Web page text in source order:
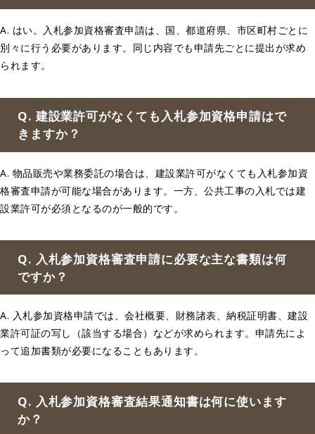
A. はい。入札参加資格審査申請は、国、都道府県、市区町村ごとに
別々に行う必要があります。同じ内容でも申請先ごとに提出が求め
られます。
Q. 建設業許可がなくても入札参加資格申請はで
きますか？
A. 物品販売や業務委託の場合は、建設業許可がなくても入札参加資
格審査申請が可能な場合があります。一方、公共工事の入札では建
設業許可が必須となるのが一般的です。
Q. 入札参加資格審査申請に必要な主な書類は何
ですか？
A. 入札参加資格申請では、会社概要、財務諸表、納税証明書、建設
業許可証の写し（該当する場合）などが求められます。申請先によ
って追加書類が必要になることもあります。
Q. 入札参加資格審査結果通知書は何に使います
か？